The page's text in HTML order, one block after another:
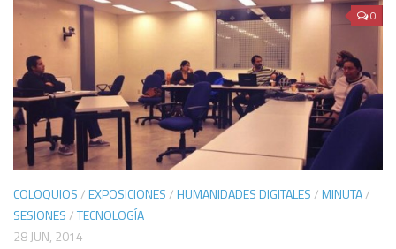
0
COLOQUIOS/EXPOSICIONES/HUMANIDADES DIGITALES/MINUTA/
SESIONES/TECNOLOGÍA
28 JUN, 2014